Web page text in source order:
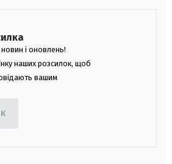
новин і оновлень!
наших розсилок, щоб
вашим